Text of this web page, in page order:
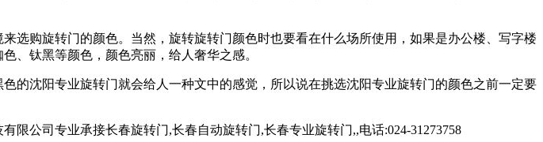
选购旋转门的颜色。当然，旋转旋转门颜色时也要看在什么场所使用，如果是办公楼、写字楼
、钛黑等颜色，颜色亮丽，给人奢华之感。
的沈阳专业旋转门就会给人一种文中的感觉，所以说在挑选沈阳专业旋转门的颜色之前一定要
公司专业承接长春旋转门,长春自动旋转门,长春专业旋转门,,电话:024-31273758